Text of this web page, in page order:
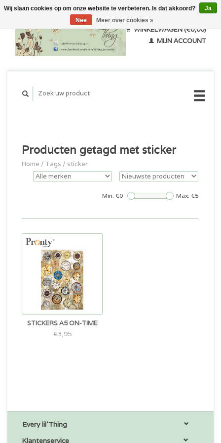
WINKELWAGEN (€0,00)
MIJN ACCOUNT
Producten getagd met sticker
Home / Tags / sticker
Min: €0 Max: €5
STICKERS A5 ON-TIME
€3,95
Every lil'Thing
Klantenservice
Wij slaan cookies op om onze website te verbeteren. Is dat akkoord?
Ja
Nee
Meer over cookies »